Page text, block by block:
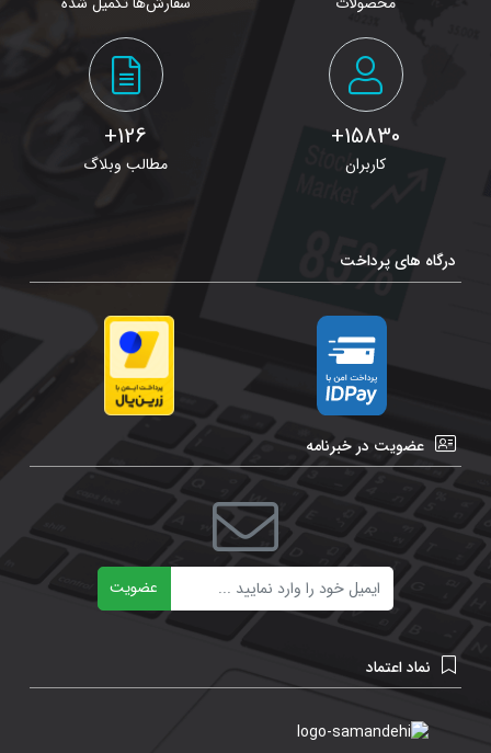
15830+
کاربران
126+
مطالب وبلاگ
درگاه های پرداخت
عضویت در خبرنامه
عضویت
نماد اعتماد